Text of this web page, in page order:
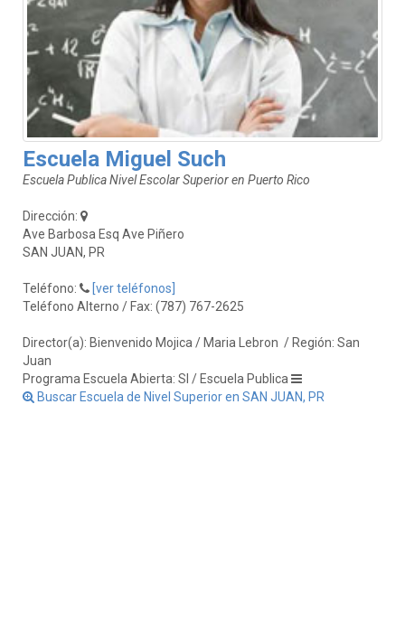
Escuela Miguel Such
Escuela Publica Nivel Escolar Superior en Puerto Rico
Dirección:
Ave Barbosa Esq Ave Piñero
SAN JUAN, PR
Teléfono:
[ver teléfonos]
Teléfono Alterno / Fax: (787) 767-2625
Director(a): Bienvenido Mojica / Maria Lebron / Región: San
Juan
Programa Escuela Abierta: SI / Escuela Publica
Buscar Escuela de Nivel Superior en SAN JUAN, PR